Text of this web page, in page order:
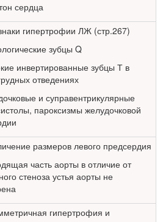
сердца
гипертрофии ЛЖ (стр.267)
зубцы Q
инвертированные зубцы Т в
отведениях
и суправентрикулярные
пароксизмы желудочковой
размеров левого предсердия
часть аорты в отличие от
стеноза устья аорты не
гипертрофия и